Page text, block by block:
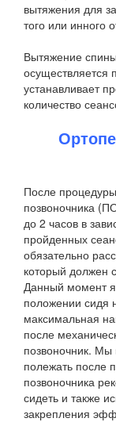
вытяжения для
того или инного
Вытяжение
осуществляется
устанавливает
количество
После
позвоночника
до 2 часов в
пройденных
обязательно
который должен
Данный момент
положении сидя
максимальная
после
позвоночник. Мы
полежать после
позвоночника
сидеть и также
закрепления